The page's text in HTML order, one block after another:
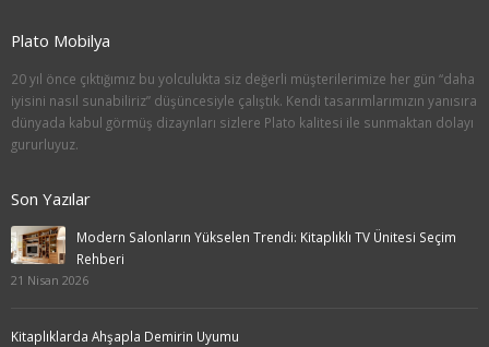
Plato Mobilya
20 yıl önce çıktığımız bu yolculukta siz değerli müşterilerimize her gün “daha
iyisini nasıl sunabiliriz” düşüncesiyle çalıştık. Kendi tasarımlarımızın yanısıra
dünyada kabul görmüş dizaynları sizlere Plato kalitesi ile sunmaktan dolayı
gururluyuz.
Son Yazılar
Modern Salonların Yükselen Trendi: Kitaplıklı TV Ünitesi Seçim
Rehberi
21 Nisan 2026
Kitaplıklarda Ahşapla Demirin Uyumu